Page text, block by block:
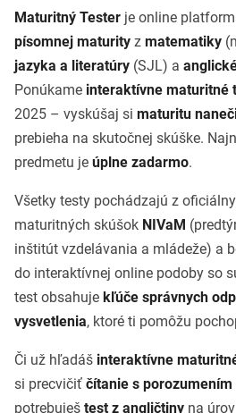
Maturitný Tester je online
písomnej maturity z matematiky
jazyka a literatúry (SJL) a
Ponúkame interaktívne maturitné
2025 – vyskúšaj si maturitu
prebieha na skutočnej skúške.
predmetu je úplne zadarmo.
Všetky testy pochádzajú z
maturitných skúšok NIVaM
inštitút vzdelávania a mládeže) a
do interaktívnej online podoby so
test obsahuje kľúče správnych
vysvetlenia, ktoré ti pomôžu
Či už hľadáš interaktívne
si precvičiť čítanie s
potrebuješ test z angličtiny na